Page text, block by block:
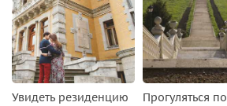
Увидеть резиденцию
Прогуляться по